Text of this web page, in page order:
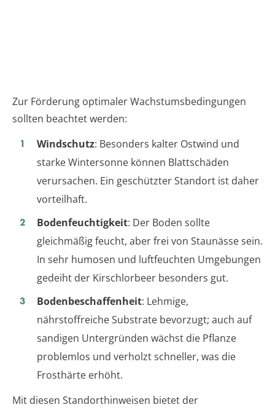
Zur Förderung optimaler Wachstumsbedingungen
sollten beachtet werden:
Windschutz: Besonders kalter Ostwind und
starke Wintersonne können Blattschäden
verursachen. Ein geschützter Standort ist daher
vorteilhaft.
Bodenfeuchtigkeit: Der Boden sollte
gleichmäßig feucht, aber frei von Staunässe sein.
In sehr humosen und luftfeuchten Umgebungen
gedeiht der Kirschlorbeer besonders gut.
Bodenbeschaffenheit: Lehmige,
nährstoffreiche Substrate bevorzugt; auch auf
sandigen Untergründen wächst die Pflanze
problemlos und verholzt schneller, was die
Frosthärte erhöht.
Mit diesen Standorthinweisen bietet der